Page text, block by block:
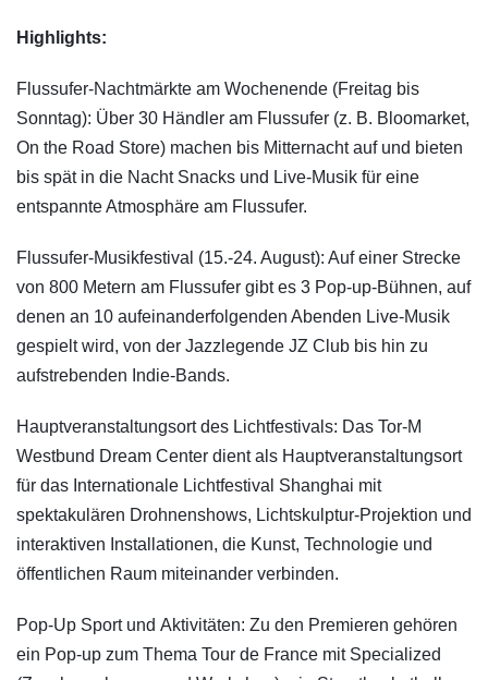
Highlights:
Flussufer-Nachtmärkte am Wochenende (Freitag bis
Sonntag): Über 30 Händler am Flussufer (z. B. Bloomarket,
On the Road Store) machen bis Mitternacht auf und bieten
bis spät in die Nacht Snacks und Live-Musik für eine
entspannte Atmosphäre am Flussufer.
Flussufer-Musikfestival (15.-24. August): Auf einer Strecke
von 800 Metern am Flussufer gibt es 3 Pop-up-Bühnen, auf
denen an 10 aufeinanderfolgenden Abenden Live-Musik
gespielt wird, von der Jazzlegende JZ Club bis hin zu
aufstrebenden Indie-Bands.
Hauptveranstaltungsort des Lichtfestivals: Das Tor-M
Westbund Dream Center dient als Hauptveranstaltungsort
für das Internationale Lichtfestival Shanghai mit
spektakulären Drohnenshows, Lichtskulptur-Projektion und
interaktiven Installationen, die Kunst, Technologie und
öffentlichen Raum miteinander verbinden.
Pop-Up Sport und Aktivitäten: Zu den Premieren gehören
ein Pop-up zum Thema Tour de France mit Specialized